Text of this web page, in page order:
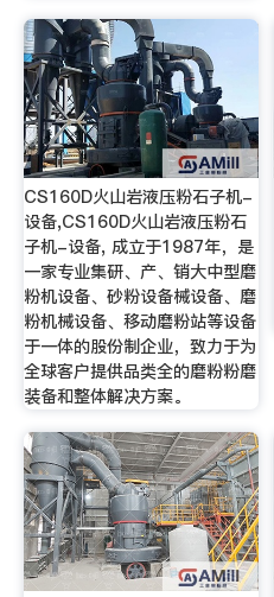
CS160D火山岩液压粉石子机-
设备,CS160D火山岩液压粉石
子机-设备, 成立于1987年，是
一家专业集研、产、销大中型磨
粉机设备、砂粉设备械设备、磨
粉机械设备、移动磨粉站等设备
于一体的股份制企业，致力于为
全球客户提供品类全的磨粉粉磨
装备和整体解决方案。